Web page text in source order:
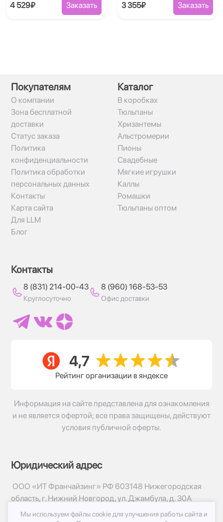
4 529₽ Заказать 3 355₽ Заказать
Покупателям
О компании
Зона бесплатной
доставки
Статус заказа
Политика
конфиденциальности
Политика обработки
персональных данных
Контакты
Карта сайта
Для LLM
Блог
Каталог
В коробках
Тюльпаны
Хризантемы
Альстромерии
Пионы
Свадебные
Мягкие игрушки
Каллы
Ромашки
Тюльпаны оптом
Контакты
8 (831) 214-00-43
Круглосуточно
8 (960) 168-53-53
Офис доставки
Рейтинг организации в яндексе
Информация на сайте представлена для ознакомления
и не является офертой; все права защищены, действуют
условия публичной оферты.
Юридический адрес
ООО «ИТ Франчайзинг» РФ 603148 Нижегородская
область, г. Нижний Новгород, ул. Джамбула, д. 30А
© 2017-2026г, База Цветов 24.ру
Мы используем файлы cookie для улучшения работы сайта и